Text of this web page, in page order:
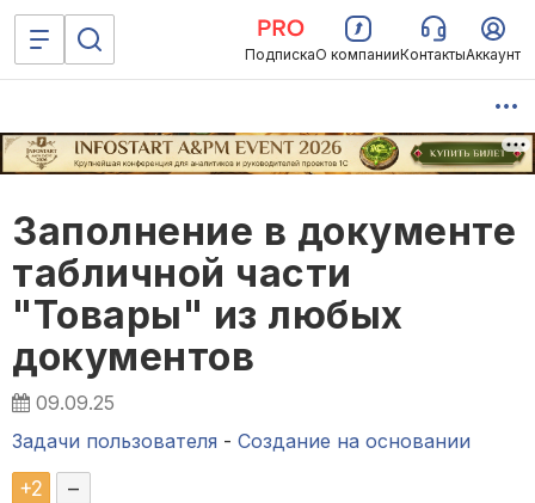
ПодпискаО компанииКонтактыАккаунт
Заполнение в документе
табличной части
"Товары" из любых
документов
09.09.25
Задачи пользователя - Создание на основании
+2 –